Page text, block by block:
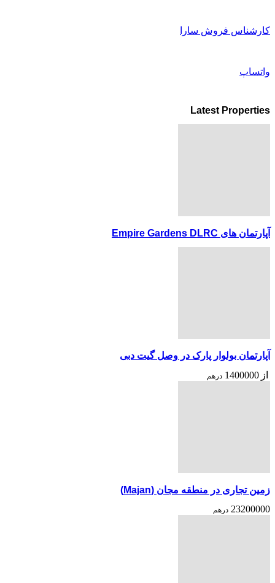
کارشناس فروش سارا
واتساپ
Latest Properties
آپارتمان های Empire Gardens DLRC
آپارتمان بولوار پارک در وصل گیت دبی
از 1400000 درهم
زمین تجاری در منطقه مجان (Majan)
23200000 درهم